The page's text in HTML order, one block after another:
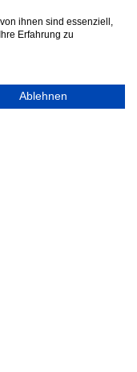
ihnen sind essenziell,
Erfahrung zu
Ablehnen